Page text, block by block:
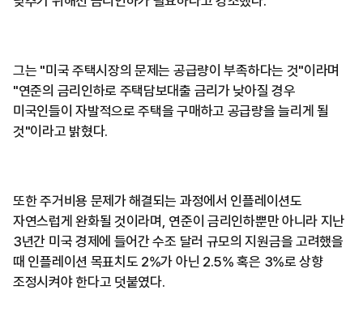
그는 "미국 주택시장의 문제는 공급량이 부족하다는 것"이라며
"연준의 금리인하로 주택담보대출 금리가 낮아질 경우
미국인들이 자발적으로 주택을 구매하고 공급량을 늘리게 될
것"이라고 밝혔다.
또한 주거비용 문제가 해결되는 과정에서 인플레이션도
자연스럽게 완화될 것이라며, 연준이 금리인하뿐만 아니라 지난
3년간 미국 경제에 들어간 수조 달러 규모의 지원금을 고려했을
때 인플레이션 목표치도 2%가 아닌 2.5% 혹은 3%로 상향
조정시켜야 한다고 덧붙였다.